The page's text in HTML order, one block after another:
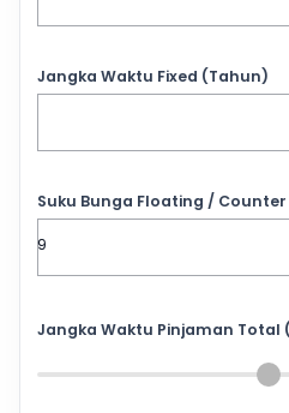
Jangka Waktu Fixed (Tahun)
Suku Bunga Floating / Counter
Jangka Waktu Pinjaman Total